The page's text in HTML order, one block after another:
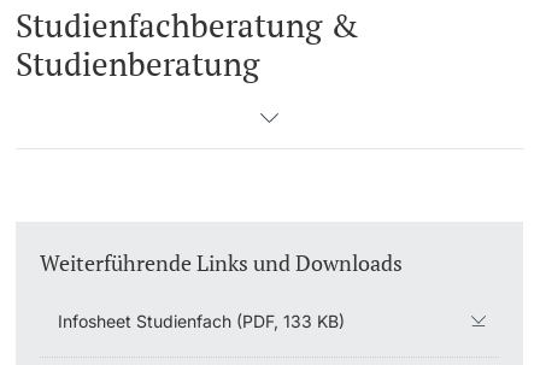
Language Center
Studienfachberatung &
Studienberatung
Weiterführende Links und Downloads
Infosheet Studienfach (PDF, 133 KB)